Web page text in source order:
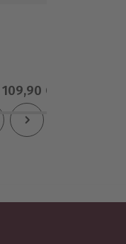
109,90 CHF